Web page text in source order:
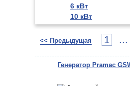
6 кВт
10 кВт
<< Предыдущая 1 ...
Генератор Pramac